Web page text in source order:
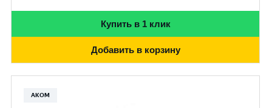
Купить в 1 клик
Добавить в корзину
АКОМ